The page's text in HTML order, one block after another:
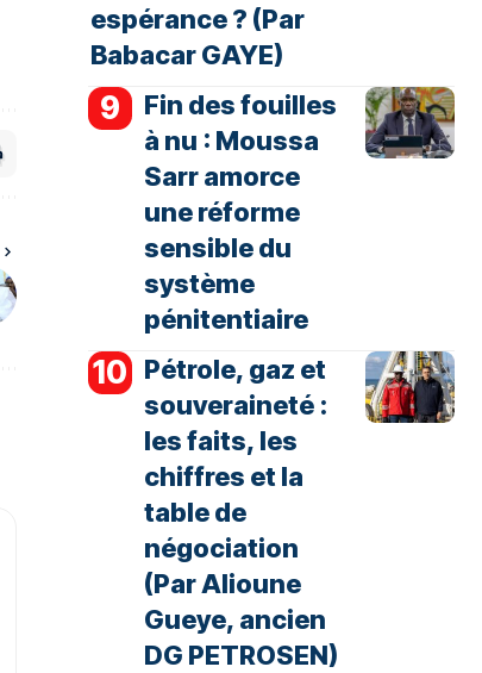
espérance ? (Par
Babacar GAYE)
Fin des fouilles
à nu : Moussa
Sarr amorce
une réforme
sensible du
système
pénitentiaire
Pétrole, gaz et
souveraineté :
les faits, les
chiffres et la
table de
négociation
(Par Alioune
Gueye, ancien
DG PETROSEN)